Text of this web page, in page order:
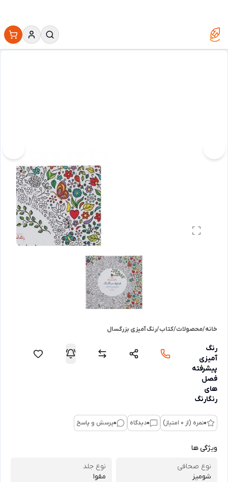
خانه/محصولات/کتاب/رنگ آمیزی بزرگسال
رنگ
آمیزی
پیشرفته
فصل
های
رنگارنگ
0نمره (از 0 امتیاز) 0دیدگاه 0پرسش و پاسخ
ویژگی ها
نوع صحافی
شومیز
نوع جلد
مقوا